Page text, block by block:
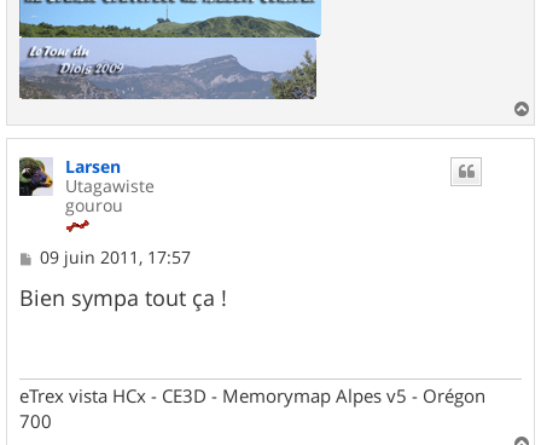
a
Larsen
Utagawiste
gourou
M
s
s
09 juin 2011, 17:57
Bien sympa tout ça !
eTrex vista HCx - CE3D - Memorymap Alpes v5 - Orégon
700